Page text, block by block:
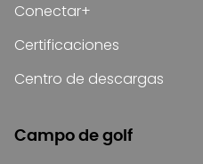
Conectar+
Certificaciones
Centro de descargas
Campo de golf